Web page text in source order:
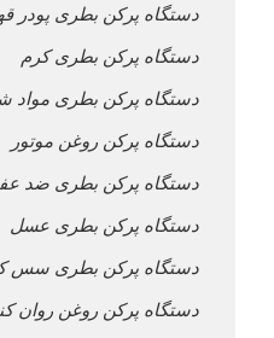
دستگاه پرکن بطری پودر
دستگاه پرکن بطری کرم
دستگاه پرکن بطری مواد
دستگاه پرکن روغن موتور
دستگاه پرکن بطری ضد
دستگاه پرکن بطری عسل
دستگاه پرکن بطری سس
دستگاه پرکن روغن روان